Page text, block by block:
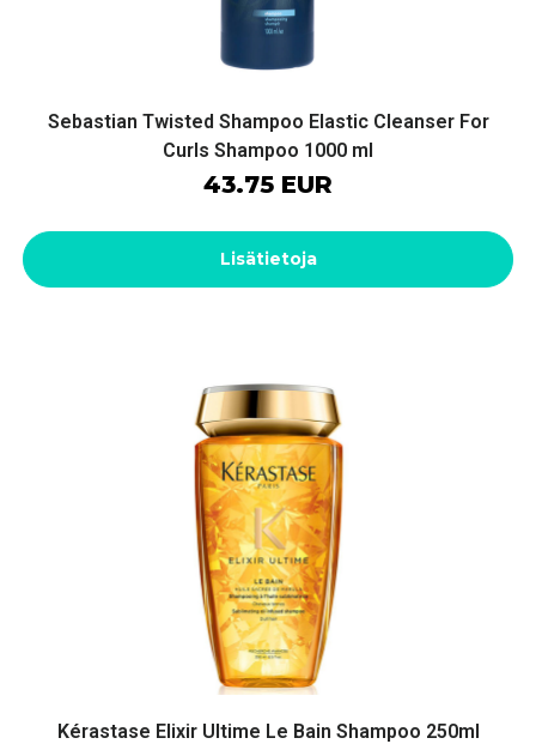
Sebastian Twisted Shampoo Elastic Cleanser For
Curls Shampoo 1000 ml
43.75 EUR
Lisätietoja
Kérastase Elixir Ultime Le Bain Shampoo 250ml